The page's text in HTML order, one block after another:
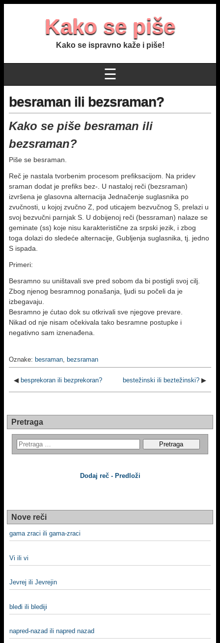
Kako se piše
Kako se ispravno kaže i piše!
☰
besraman ili bezsraman?
Kako se piše besraman ili
bezsraman?
Piše se besraman.
Reč je nastala tvorbenim procesom prefiksacijom. Na pridev
sraman dodat je prefiks bez-. U nastaloj reči (bezsraman)
izvršena je glasovna alternacija Jednačenje suglasnika po
zvučnosti, u kojoj zvučno Z, pod uticajem bezvučnog S, prelazi u
svoj bezvučni parnjak S. U dobijenoj reči (bessraman) nalaze se
geminate (ss) koje nisu karakteristične za srpski jezik, i zbog
toga dolazi do sledeće alternacije, Gubljenja suglasnika, tj. jedno
S ispada.
Primeri:
Besramno su uništavali sve pred sobom da bi postigli svoj cilj.
Zbog njenog besramnog ponašanja, ljudi su počeli da je
izbegavaju.
Besramno je ćutao dok su otkrivali sve njegove prevare.
Nikad od nje nisam očekivala tako besramne postupke i
negativno sam iznenađena.
Oznake: besraman, bezsraman
◀ besprekoran ili bezprekoran? bestežinski ili beztežinski? ▶
Pretraga
Dodaj reč - Predloži
Nove reči
gama zraci ili gama-zraci
Vi ili vi
Jevrej ili Jevrejin
bleđi ili blediji
napred-nazad ili napred nazad